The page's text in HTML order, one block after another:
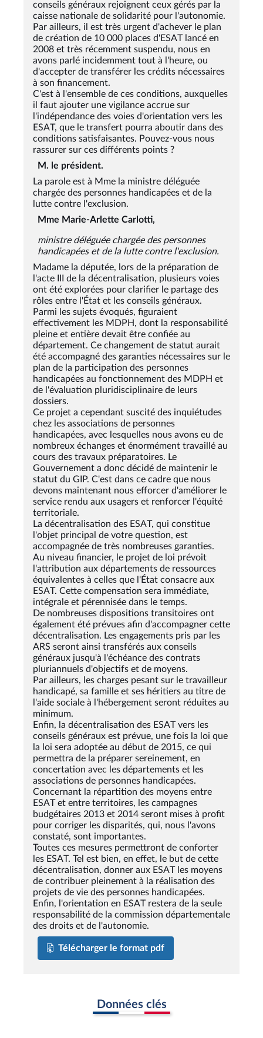
conseils généraux rejoignent ceux gérés par la
caisse nationale de solidarité pour l'autonomie.
Par ailleurs, il est très urgent d'achever le plan
de création de 10 000 places d'ESAT lancé en
2008 et très récemment suspendu, nous en
avons parlé incidemment tout à l'heure, ou
d'accepter de transférer les crédits nécessaires
à son financement.
C'est à l'ensemble de ces conditions, auxquelles
il faut ajouter une vigilance accrue sur
l'indépendance des voies d'orientation vers les
ESAT, que le transfert pourra aboutir dans des
conditions satisfaisantes. Pouvez-vous nous
rassurer sur ces différents points ?
M. le président.
La parole est à Mme la ministre déléguée
chargée des personnes handicapées et de la
lutte contre l'exclusion.
Mme Marie-Arlette Carlotti,
ministre déléguée chargée des personnes
handicapées et de la lutte contre l'exclusion.
Madame la députée, lors de la préparation de
l'acte III de la décentralisation, plusieurs voies
ont été explorées pour clarifier le partage des
rôles entre l'État et les conseils généraux.
Parmi les sujets évoqués, figuraient
effectivement les MDPH, dont la responsabilité
pleine et entière devait être confiée au
département. Ce changement de statut aurait
été accompagné des garanties nécessaires sur le
plan de la participation des personnes
handicapées au fonctionnement des MDPH et
de l'évaluation pluridisciplinaire de leurs
dossiers.
Ce projet a cependant suscité des inquiétudes
chez les associations de personnes
handicapées, avec lesquelles nous avons eu de
nombreux échanges et énormément travaillé au
cours des travaux préparatoires. Le
Gouvernement a donc décidé de maintenir le
statut du GIP. C'est dans ce cadre que nous
devons maintenant nous efforcer d'améliorer le
service rendu aux usagers et renforcer l'équité
territoriale.
La décentralisation des ESAT, qui constitue
l'objet principal de votre question, est
accompagnée de très nombreuses garanties.
Au niveau financier, le projet de loi prévoit
l'attribution aux départements de ressources
équivalentes à celles que l'État consacre aux
ESAT. Cette compensation sera immédiate,
intégrale et pérennisée dans le temps.
De nombreuses dispositions transitoires ont
également été prévues afin d'accompagner cette
décentralisation. Les engagements pris par les
ARS seront ainsi transférés aux conseils
généraux jusqu'à l'échéance des contrats
pluriannuels d'objectifs et de moyens.
Par ailleurs, les charges pesant sur le travailleur
handicapé, sa famille et ses héritiers au titre de
l'aide sociale à l'hébergement seront réduites au
minimum.
Enfin, la décentralisation des ESAT vers les
conseils généraux est prévue, une fois la loi que
la loi sera adoptée au début de 2015, ce qui
permettra de la préparer sereinement, en
concertation avec les départements et les
associations de personnes handicapées.
Concernant la répartition des moyens entre
ESAT et entre territoires, les campagnes
budgétaires 2013 et 2014 seront mises à profit
pour corriger les disparités, qui, nous l'avons
constaté, sont importantes.
Toutes ces mesures permettront de conforter
les ESAT. Tel est bien, en effet, le but de cette
décentralisation, donner aux ESAT les moyens
de contribuer pleinement à la réalisation des
projets de vie des personnes handicapées.
Enfin, l'orientation en ESAT restera de la seule
responsabilité de la commission départementale
des droits et de l'autonomie.
Télécharger le format pdf
Données clés